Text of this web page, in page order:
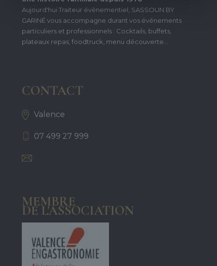
Aujourd'hui Traiteur évènementiel, SASSOUN BY
GARINÉ vous accompagne durant vos événements
particuliers et professionnels : Cocktails, buffets,
plateaux repas, foodtruck, menu découverte...
CONTACT
Valence
07 499 27 999
MEMBRE
DE L'ASSOCIATION